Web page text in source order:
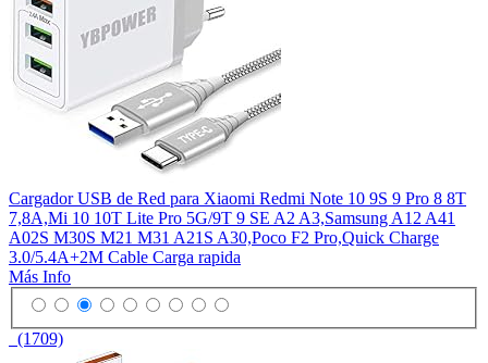
Cargador USB de Red para Xiaomi Redmi Note 10 9S 9 Pro 8 8T
7,8A,Mi 10 10T Lite Pro 5G/9T 9 SE A2 A3,Samsung A12 A41
A02S M30S M21 M31 A21S A30,Poco F2 Pro,Quick Charge
3.0/5.4A+2M Cable Carga rapida
Más Info
(1709)